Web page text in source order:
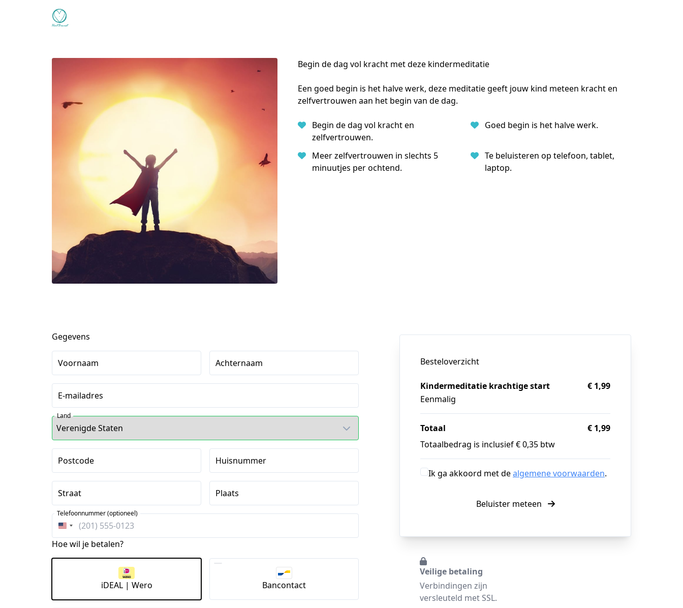
Begin de dag vol kracht met deze kindermeditatie
Een goed begin is het halve werk, deze meditatie geeft jouw kind meteen kracht en
zelfvertrouwen aan het begin van de dag.
Begin de dag vol kracht en
zelfvertrouwen.
Goed begin is het halve werk.
Meer zelfvertrouwen in slechts 5
minuutjes per ochtend.
Te beluisteren op telefoon, tablet,
laptop.
Gegevens
Voornaam Achternaam
E-mailadres
Land
Postcode Huisnummer
Straat Plaats
Verenigde
Staten
Telefoonnummer (optioneel)
Hoe wil je betalen?
iDEAL | Wero Bancontact
Besteloverzicht
Kindermeditatie krachtige start
Eenmalig
€ 1,99
Totaal
€ 1,99
Totaalbedrag is inclusief € 0,35 btw
Ik ga akkoord met dealgemene voorwaarden.
Beluister meteen
Veilige betaling
Verbindingen zijn
versleuteld met SSL.